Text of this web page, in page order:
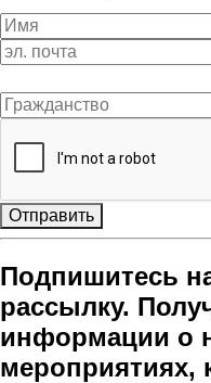
Отправить
Подпишитесь
рассылку.
информации о
мероприятиях,